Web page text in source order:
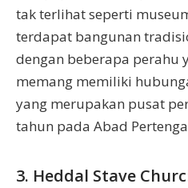
tak terlihat seperti
terdapat bangunan
dengan beberapa perahu
memang memiliki
yang merupakan pusat
tahun pada Abad
3. Heddal Stave